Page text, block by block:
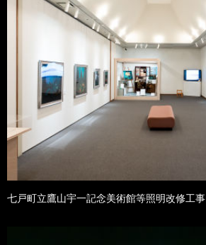
七戸町立鷹山宇一記念美術館等照明改修工事